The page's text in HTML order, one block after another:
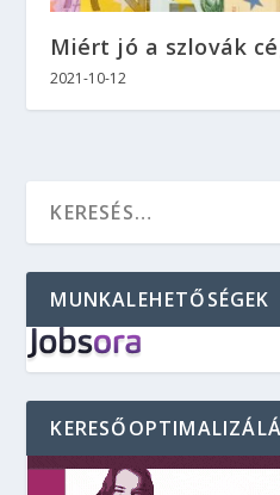
Miért jó a szlovák
2021-10-12
MUNKALEHETŐSÉGEK